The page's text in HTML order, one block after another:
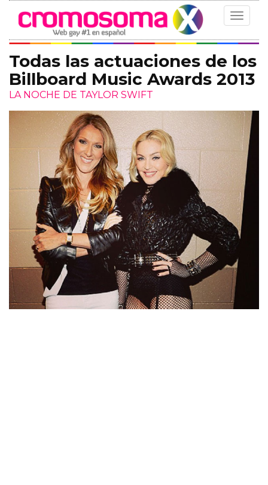
Toggle
Todas las actuaciones de los
Billboard Music Awards 2013
LA NOCHE DE TAYLOR SWIFT